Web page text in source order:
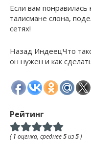
Если вам
талисмане слона,
сетях!
Назад ИндеецЧто
он нужен и как
Рейтинг
(1 оценка, среднее5из5)